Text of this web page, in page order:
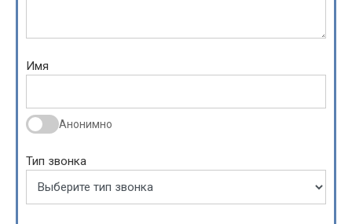
Имя
Анонимно
Тип звонка